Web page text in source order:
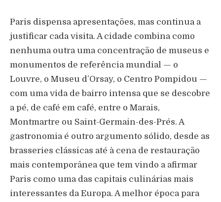
Paris dispensa apresentações, mas continua a
justificar cada visita. A cidade combina como
nenhuma outra uma concentração de museus e
monumentos de referência mundial — o
Louvre, o Museu d’Orsay, o Centro Pompidou —
com uma vida de bairro intensa que se descobre
a pé, de café em café, entre o Marais,
Montmartre ou Saint-Germain-des-Prés. A
gastronomia é outro argumento sólido, desde as
brasseries clássicas até à cena de restauração
mais contemporânea que tem vindo a afirmar
Paris como uma das capitais culinárias mais
interessantes da Europa. A melhor época para